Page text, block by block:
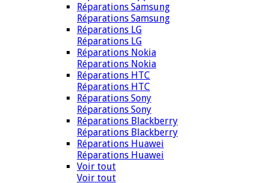
Réparations Samsung
Réparations Samsung
Réparations LG
Réparations LG
Réparations Nokia
Réparations Nokia
Réparations HTC
Réparations HTC
Réparations Sony
Réparations Sony
Réparations Blackberry
Réparations Blackberry
Réparations Huawei
Réparations Huawei
Voir tout
Voir tout